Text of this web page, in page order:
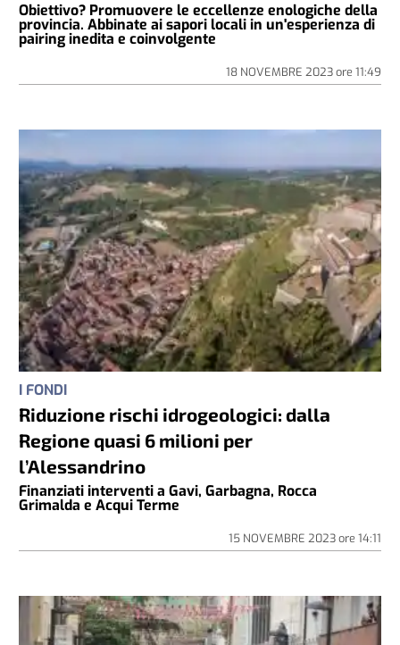
Obiettivo? Promuovere le eccellenze enologiche della
provincia. Abbinate ai sapori locali in un'esperienza di
pairing inedita e coinvolgente
18 NOVEMBRE 2023ore 11:49
I FONDI
Riduzione rischi idrogeologici: dalla
Regione quasi 6 milioni per
l’Alessandrino
Finanziati interventi a Gavi, Garbagna, Rocca
Grimalda e Acqui Terme
15 NOVEMBRE 2023ore 14:11